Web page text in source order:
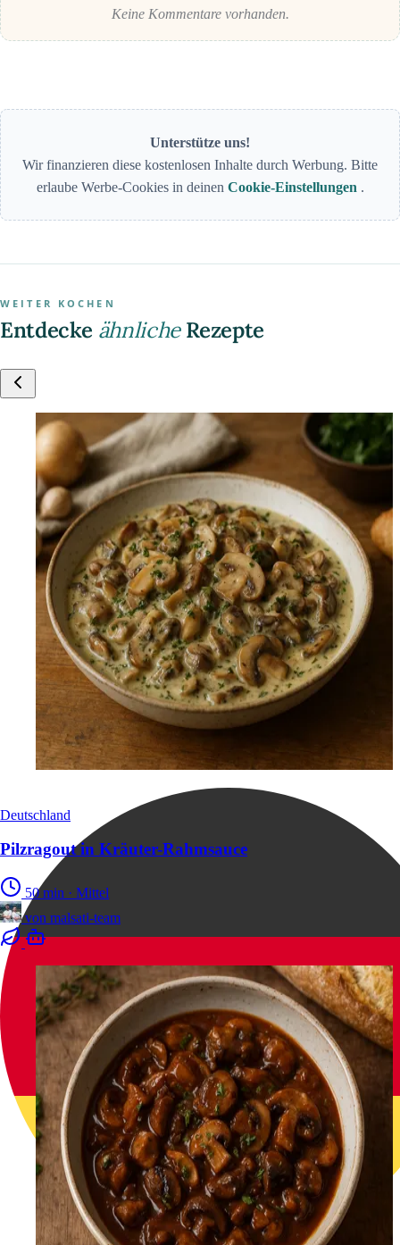
Keine Kommentare vorhanden.
Unterstütze uns!
Wir finanzieren diese kostenlosen Inhalte durch Werbung. Bitte
erlaube Werbe-Cookies in deinen Cookie-Einstellungen .
WEITER KOCHEN
Entdecke ähnlicheRezepte
Deutschland
Pilzragout in Kräuter-Rahmsauce
50 min · Mittel
von malsati-team